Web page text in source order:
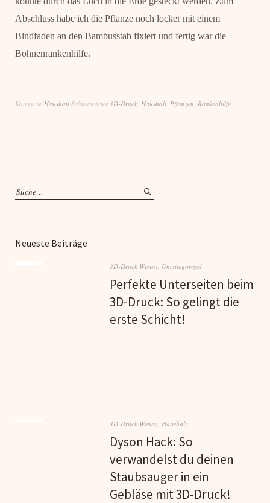
Abschluss habe ich die Pflanze noch locker mit einem
Bindfaden an den Bambusstab fixiert und fertig war die
Bohnenrankenhilfe.
Kategorie Haushalt Schlagwörter3D-Druck, Haushalt, Pflanzen, Rankenhilfe
Neueste Beiträge
3D-Druck Wissen Uncategorized
Perfekte Unterseiten beim
3D-Druck: So gelingt die
erste Schicht!
3D-Druck Wissen Haushalt
Dyson Hack: So
verwandelst du deinen
Staubsauger in ein
Gebläse mit 3D-Druck!